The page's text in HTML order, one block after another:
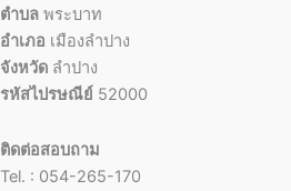
ตำบล พระบาท
อำเภอ เมืองลำปาง
จังหวัด ลำปาง
รหัสไปรษณีย์ 52000
ติดต่อสอบถาม
Tel. : 054-265-170